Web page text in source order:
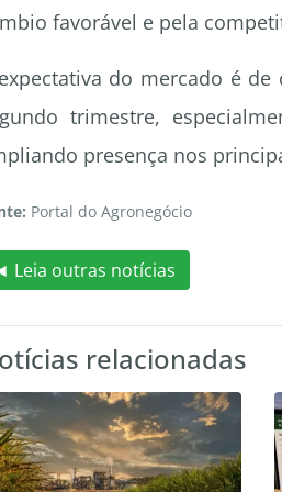
favorável e pela
do mercado é
trimestre,
presença nos
Portal do Agronegócio
Leia outras notícias
relacionadas